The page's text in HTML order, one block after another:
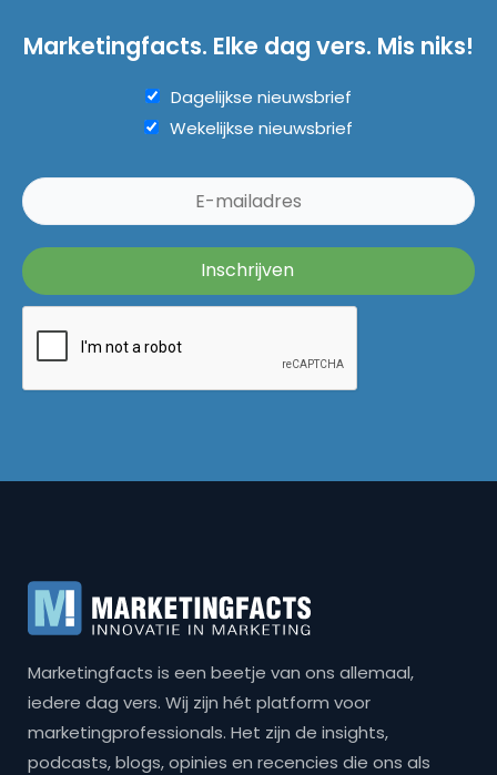
Marketingfacts. Elke dag vers. Mis niks!
Dagelijkse nieuwsbrief
Wekelijkse nieuwsbrief
Marketingfacts is een beetje van ons allemaal,
iedere dag vers. Wij zijn hét platform voor
marketingprofessionals. Het zijn de insights,
podcasts, blogs, opinies en recencies die ons als